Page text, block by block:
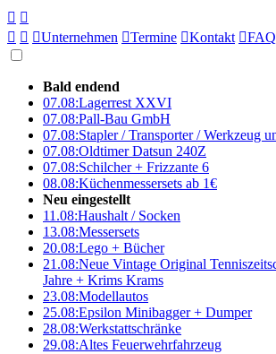
 
  Unternehmen Termine Kontakt FAQ
Bald endend
07.08:Lagerrest XXVI
07.08:Pall-Bau GmbH
07.08:Stapler / Transporter / Werkzeug
07.08:Oldtimer Datsun 240Z
07.08:Schilcher + Frizzante 6
08.08:Küchenmessersets ab 1€
Neu eingestellt
11.08:Haushalt / Socken
13.08:Messersets
20.08:Lego + Bücher
21.08:Neue Vintage Original
Jahre + Krims Krams
23.08:Modellautos
25.08:Epsilon Minibagger + Dumper
28.08:Werkstattschränke
29.08:Altes Feuerwehrfahrzeug